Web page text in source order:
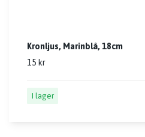
Kronljus, Marinblå, 18cm
15 kr
I lager